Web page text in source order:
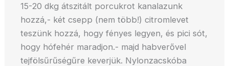
15-20 dkg átszitált porcukrot kanalazunk
hozzá,- két csepp (nem több!) citromlevet
teszünk hozzá, hogy fényes legyen, és pici sót,
hogy hófehér maradjon.- majd habverővel
tejfölsűrűségűre keverjük. Nylonzacskóba